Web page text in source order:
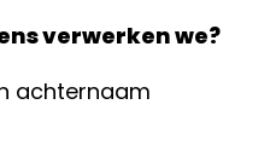
verwerken we?
achternaam